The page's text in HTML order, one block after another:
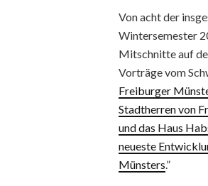
Von acht der
Wintersemester
Mitschnitte auf
Vorträge vom
Freiburger
Stadtherren von
und das Haus
neueste
Münsters.”